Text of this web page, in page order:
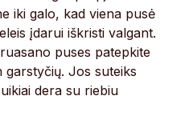
iki galo, kad viena pusė
įdarui iškristi valgant.
puses patepkite
Jos suteiks
dera su riebiu